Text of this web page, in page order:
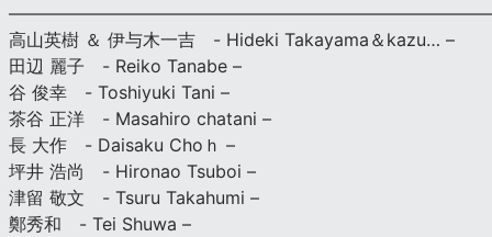
高山英樹 ＆ 伊与木一吉 - Hideki Takayama＆kazu… –
田辺 麗子 - Reiko Tanabe –
谷 俊幸 - Toshiyuki Tani –
茶谷 正洋 - Masahiro chatani –
長 大作 - Daisaku Choｈ –
坪井 浩尚 - Hironao Tsuboi –
津留 敬文 - Tsuru Takahumi –
鄭秀和 - Tei Shuwa –